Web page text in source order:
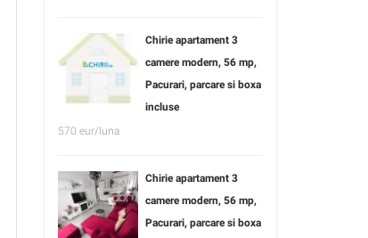
Chirie apartament 3
camere modern, 56 mp,
Pacurari, parcare si boxa
incluse
570 eur/luna
Chirie apartament 3
camere modern, 56 mp,
Pacurari, parcare si boxa